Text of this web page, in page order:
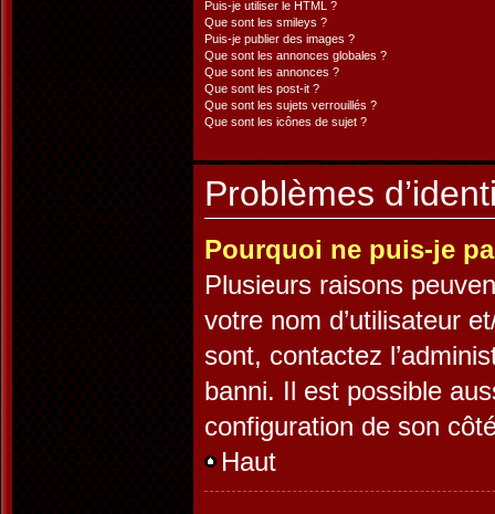
Puis-je utiliser le HTML ?
Que sont les smileys ?
Puis-je publier des images ?
Que sont les annonces globales ?
Que sont les annonces ?
Que sont les post-it ?
Que sont les sujets verrouillés ?
Que sont les icônes de sujet ?
Problèmes
Pourquoi ne puis-je
Plusieurs raisons
votre nom d’utilisateur
sont, contactez
banni. Il est possible
configuration de son
Haut